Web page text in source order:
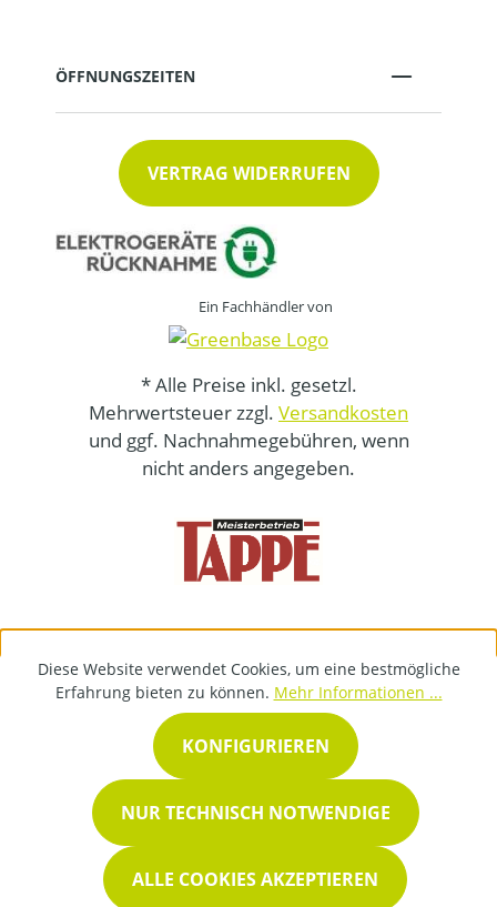
ÖFFNUNGSZEITEN
VERTRAG WIDERRUFEN
Ein Fachhändler von
* Alle Preise inkl. gesetzl.
Mehrwertsteuer zzgl. Versandkosten
und ggf. Nachnahmegebühren, wenn
nicht anders angegeben.
Diese Website verwendet Cookies, um eine bestmögliche
Erfahrung bieten zu können. Mehr Informationen ...
NUR TECHNISCH NOTWENDIGE
KONFIGURIEREN
ALLE COOKIES AKZEPTIEREN